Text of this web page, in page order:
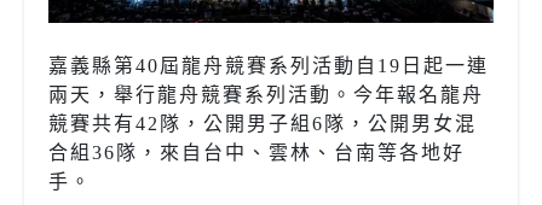
嘉義縣第40屆龍舟競賽系列活動自19日起一連
兩天，舉行龍舟競賽系列活動。今年報名龍舟
競賽共有42隊，公開男子組6隊，公開男女混
合組36隊，來自台中、雲林、台南等各地好
手。